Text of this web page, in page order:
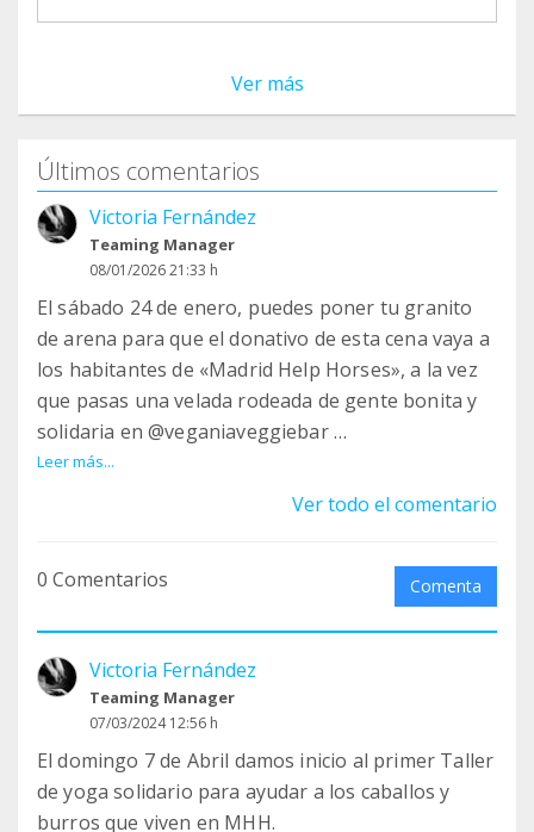
Ver más
Últimos comentarios
Victoria Fernández
Teaming Manager
08/01/2026 21:33 h
El sábado 24 de enero, puedes poner tu granito
de arena para que el donativo de esta cena vaya a
los habitantes de «Madrid Help Horses», a la vez
que pasas una velada rodeada de gente bonita y
solidaria en @veganiaveggiebar
El menú incluye entrante, plato principal y postre,
*Para reservar, llama por favor al teléfono de
Restaurante Vegania Veggie Bar
C/ Nuestra Señora de la Luz 62, Carabanchel
️ Sábado 24 de enero
20:30h
Leer más...
Ver todo el comentario
0 Comentarios Comenta
Victoria Fernández
Teaming Manager
07/03/2024 12:56 h
El domingo 7 de Abril damos inicio al primer Taller
de yoga solidario para ayudar a los caballos y
burros que viven en MHH.